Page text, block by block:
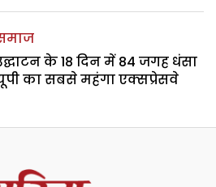
के 18 दिन में 84 जगह धंसा
का सबसे महंगा एक्सप्रेसवे